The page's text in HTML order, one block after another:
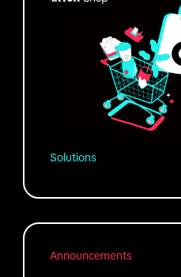
Solutions
Announcements